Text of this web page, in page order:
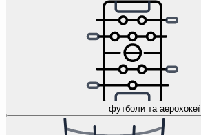
футболи та аерохокеї